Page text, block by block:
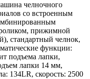
челночного
со встроенным
прижимной
стандартный челнок,
функции:
подъема лапки,
лапки 14 мм,
134LR, скорость: 2500